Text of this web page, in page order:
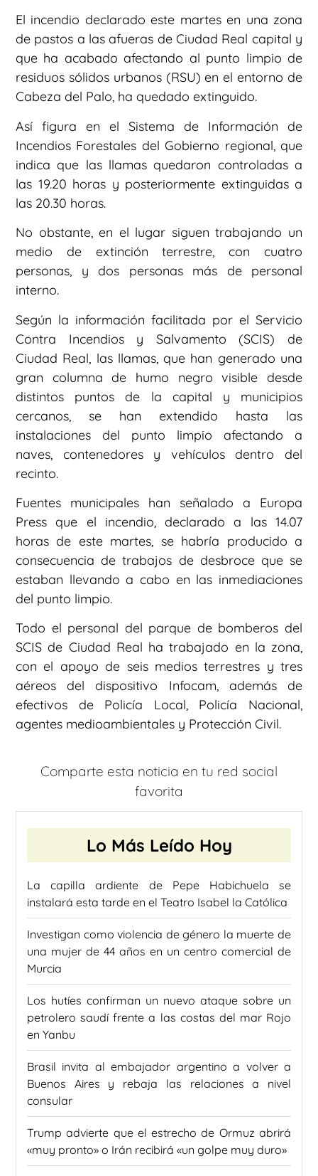
El incendio declarado este martes en una zona
de pastos a las afueras de Ciudad Real capital y
que ha acabado afectando al punto limpio de
residuos sólidos urbanos (RSU) en el entorno de
Cabeza del Palo, ha quedado extinguido.
Así figura en el Sistema de Información de
Incendios Forestales del Gobierno regional, que
indica que las llamas quedaron controladas a
las 19.20 horas y posteriormente extinguidas a
las 20.30 horas.
No obstante, en el lugar siguen trabajando un
medio de extinción terrestre, con cuatro
personas, y dos personas más de personal
interno.
Según la información facilitada por el Servicio
Contra Incendios y Salvamento (SCIS) de
Ciudad Real, las llamas, que han generado una
gran columna de humo negro visible desde
distintos puntos de la capital y municipios
cercanos, se han extendido hasta las
instalaciones del punto limpio afectando a
naves, contenedores y vehículos dentro del
recinto.
Fuentes municipales han señalado a Europa
Press que el incendio, declarado a las 14.07
horas de este martes, se habría producido a
consecuencia de trabajos de desbroce que se
estaban llevando a cabo en las inmediaciones
del punto limpio.
Todo el personal del parque de bomberos del
SCIS de Ciudad Real ha trabajado en la zona,
con el apoyo de seis medios terrestres y tres
aéreos del dispositivo Infocam, además de
efectivos de Policía Local, Policía Nacional,
agentes medioambientales y Protección Civil.
Comparte esta noticia en tu red social
favorita
Lo Más Leído Hoy
La capilla ardiente de Pepe Habichuela se
instalará esta tarde en el Teatro Isabel la Católica
Investigan como violencia de género la muerte de
una mujer de 44 años en un centro comercial de
Murcia
Los hutíes confirman un nuevo ataque sobre un
petrolero saudí frente a las costas del mar Rojo
en Yanbu
Brasil invita al embajador argentino a volver a
Buenos Aires y rebaja las relaciones a nivel
consular
Trump advierte que el estrecho de Ormuz abrirá
«muy pronto» o Irán recibirá «un golpe muy duro»